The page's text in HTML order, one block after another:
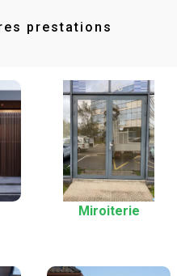
prestations
Miroiterie